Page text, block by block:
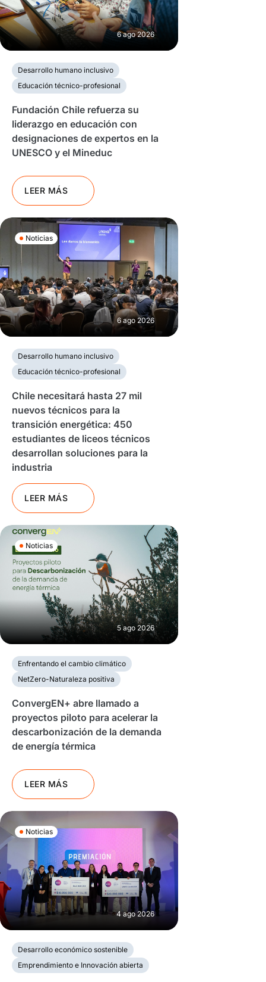
6 ago 2026
Desarrollo humano inclusivo
Educación técnico-profesional
Fundación Chile refuerza su
liderazgo en educación con
designaciones de expertos en la
UNESCO y el Mineduc
LEER MÁS
Noticias
6 ago 2026
Desarrollo humano inclusivo
Educación técnico-profesional
Chile necesitará hasta 27 mil
nuevos técnicos para la
transición energética: 450
estudiantes de liceos técnicos
desarrollan soluciones para la
industria
LEER MÁS
Noticias
5 ago 2026
Enfrentando el cambio climático
NetZero-Naturaleza positiva
ConvergEN+ abre llamado a
proyectos piloto para acelerar la
descarbonización de la demanda
de energía térmica
LEER MÁS
Noticias
4 ago 2026
Desarrollo económico sostenible
Emprendimiento e Innovación abierta